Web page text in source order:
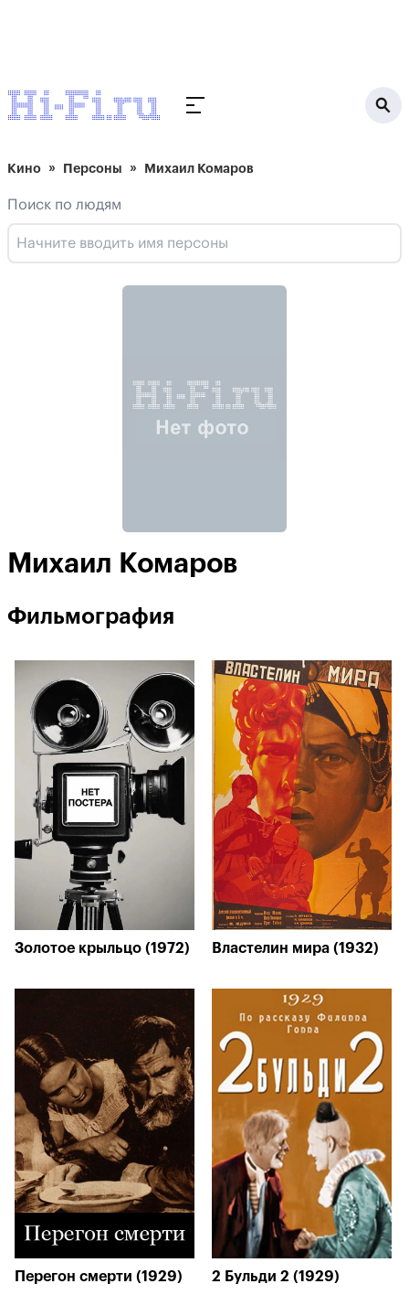
Кино Персоны Михаил Комаров
Поиск по людям
Михаил Комаров
Фильмография
Золотое крыльцо (1972) Властелин мира (1932)
Перегон смерти (1929) 2 Бульди 2 (1929)